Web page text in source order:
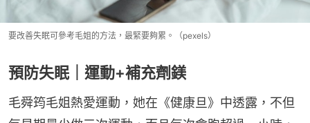
要改善失眠可參考毛姐的方法，最緊要夠累。（pexels）
預防失眠｜運動+補充劑鎂
毛舜筠毛姐熱愛運動，她在《健康旦》中透露，不但